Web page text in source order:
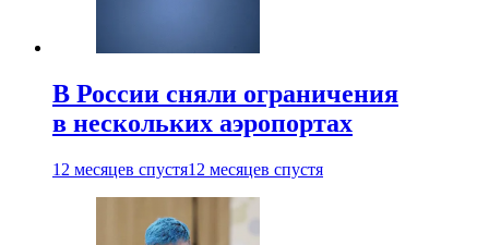
В России сняли ограничения
в нескольких аэропортах
12 месяцев спустя12 месяцев спустя